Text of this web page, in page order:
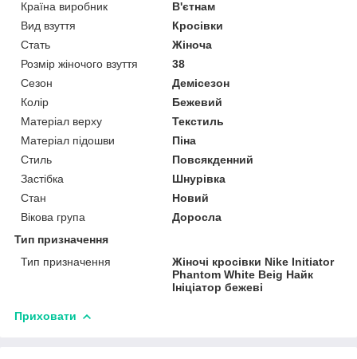
Країна виробник
В'єтнам
Вид взуття
Кросівки
Стать
Жіноча
Розмір жіночого взуття
38
Сезон
Демісезон
Колір
Бежевий
Матеріал верху
Текстиль
Матеріал підошви
Піна
Стиль
Повсякденний
Застібка
Шнурівка
Стан
Новий
Вікова група
Доросла
Тип призначення
Тип призначення
Жіночі кросівки Nike Initiator
Phantom White Beig Найк
Ініціатор бежеві
Приховати